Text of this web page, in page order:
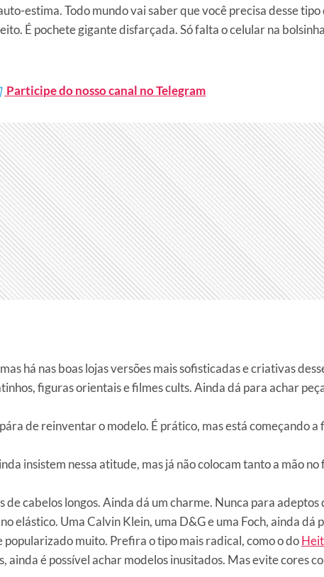
estima. Todo mundo vai saber que você precisa desse
É pochete gigante disfarçada. Só falta o celular na
Participe do nosso canal no Telegram
há nas boas lojas versões mais sofisticadas e criativas
figuras orientais e filmes cults. Ainda dá para achar
de reinventar o modelo. É prático, mas está começando a
insistem nessa atitude, mas já não colocam tanto a mão no
cabelos longos. Ainda dá um charme. Nunca para adeptos
elástico. Uma Calvin Klein, uma D&G e uma Foch, ainda dá
muito. Prefira o tipo mais radical, como o do
ainda é possível achar modelos inusitados. Mas evite cores